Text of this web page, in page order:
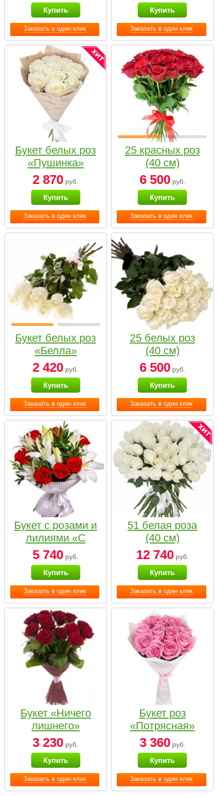
Заказать в один клик
Купить
Заказать в один клик
Купить
Заказать в один клик
Букет белых роз
«Пушинка»
2 870 руб.
Купить
Заказать в один клик
25 красных роз
(40 см)
6 500руб.
Купить
Заказать в один клик
Букет белых роз
«Белла»
2 420 руб.
Купить
Заказать в один клик
25 белых роз
(40 см)
6 500руб.
Купить
Заказать в один клик
Букет с розами и
лилиями «С
наилучшими
пожеланиями»
5 740 руб.
Купить
Заказать в один клик
51 белая роза
(40 см)
12 740руб.
Купить
Заказать в один клик
Букет «Ничего
лишнего»
3 230 руб.
Купить
Заказать в один клик
Букет роз
«Потрясная»
3 360руб.
Купить